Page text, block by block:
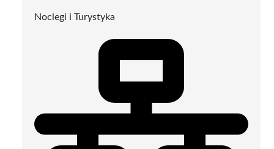
Noclegi i Turystyka